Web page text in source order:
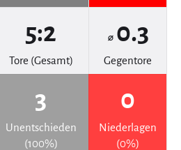
5:2
Tore (Gesamt)
⌀ 0.3
Gegentore
3
Unentschieden
(100%)
0
Niederlagen
(0%)